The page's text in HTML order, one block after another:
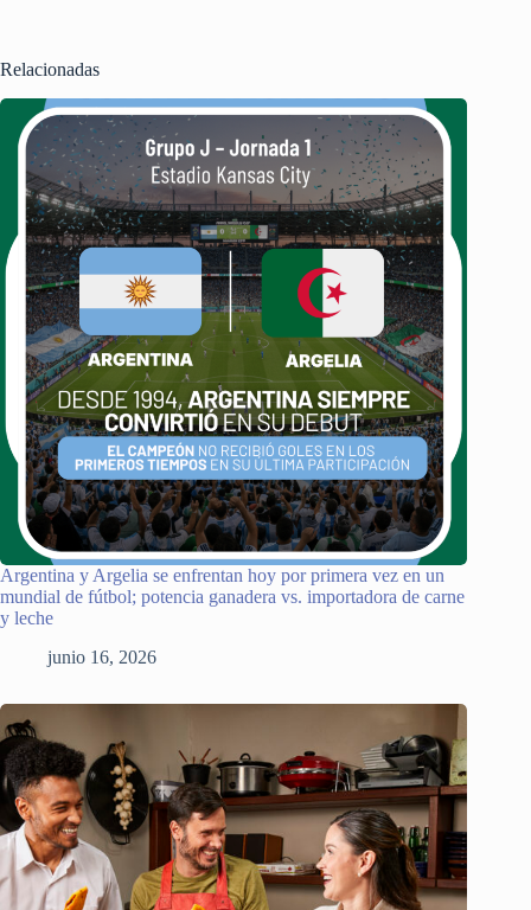
Relacionadas
Argentina y Argelia se enfrentan hoy por primera vez en un
mundial de fútbol; potencia ganadera vs. importadora de carne
y leche
junio 16, 2026